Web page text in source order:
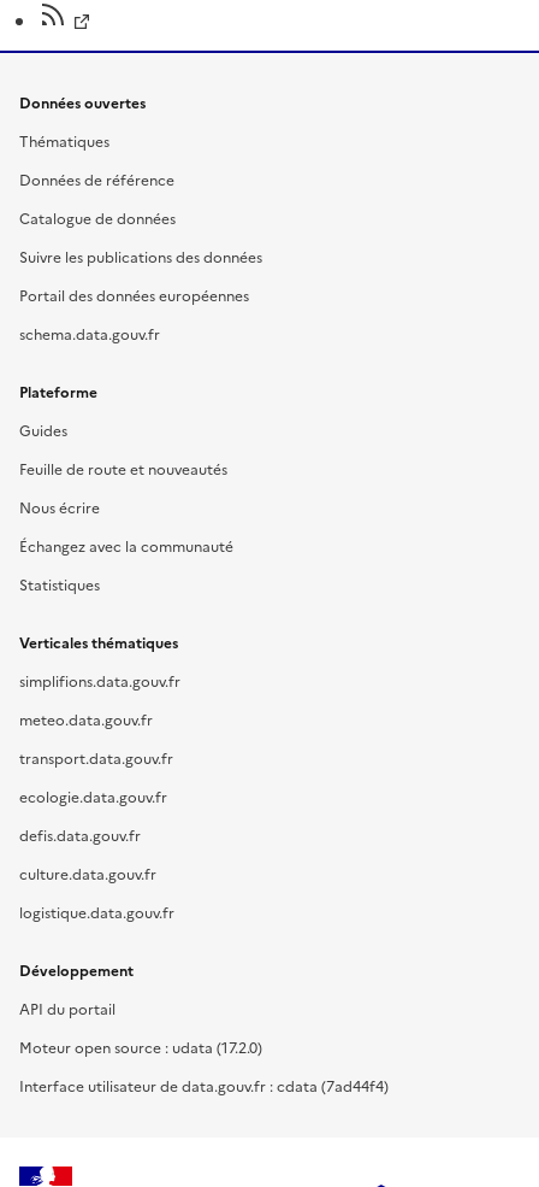
Données ouvertes
Thématiques
Données de référence
Catalogue de données
Suivre les publications des données
Portail des données européennes
schema.data.gouv.fr
Plateforme
Guides
Feuille de route et nouveautés
Nous écrire
Échangez avec la communauté
Statistiques
Verticales thématiques
simplifions.data.gouv.fr
meteo.data.gouv.fr
transport.data.gouv.fr
ecologie.data.gouv.fr
defis.data.gouv.fr
culture.data.gouv.fr
logistique.data.gouv.fr
Développement
API du portail
Moteur open source : udata (17.2.0)
Interface utilisateur de data.gouv.fr : cdata (7ad44f4)